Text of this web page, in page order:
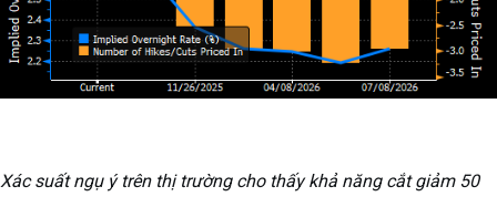
Xác suất ngụ ý trên thị trường cho thấy khả năng cắt giảm 50